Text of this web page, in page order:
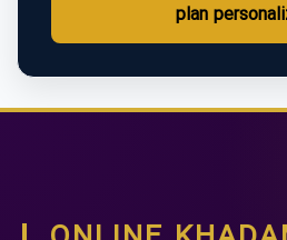
plan